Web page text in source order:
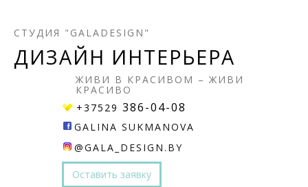
СТУДИЯ "GALADESIGN"
ДИЗАЙН ИНТЕРЬЕРА
ЖИВИ В КРАСИВОМ – ЖИВИ
КРАСИВО
+37529 386-04-08
GALINA SUKMANOVA
@GALA_DESIGN.BY
Оставить заявку